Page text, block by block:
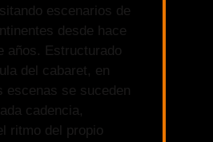
escenarios de
desde hace
años. Estructurado
del cabaret, en
escenas se suceden
cadencia,
ritmo del propio